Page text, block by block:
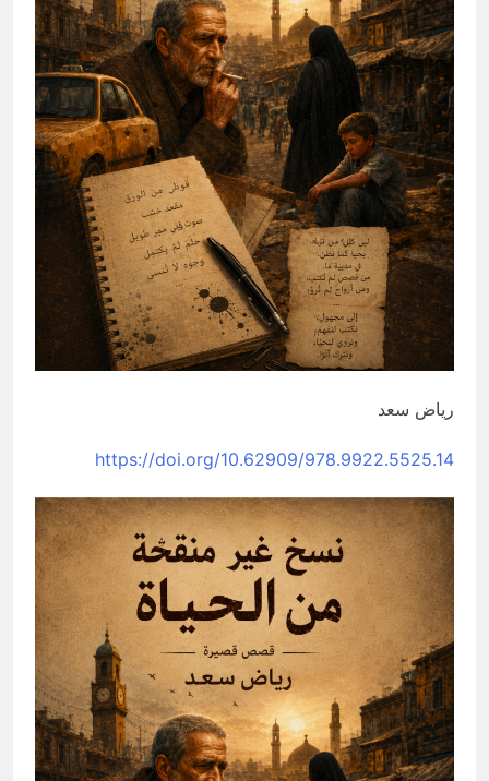
انتهت الحرب… لكن لم ينتهي
الموت
16 ساعة Ago
رياض سعد
https://doi.org/10.62909/978.9922.5525.14